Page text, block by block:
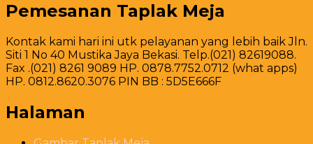
Pemesanan Taplak Meja
Kontak kami hari ini utk pelayanan yang lebih baik Jln.
Siti 1 No 40 Mustika Jaya Bekasi. Telp.(021) 82619088.
Fax .(021) 8261 9089 HP. 0878.7752.0712 (what apps)
HP. 0812.8620.3076 PIN BB : 5D5E666F
Halaman